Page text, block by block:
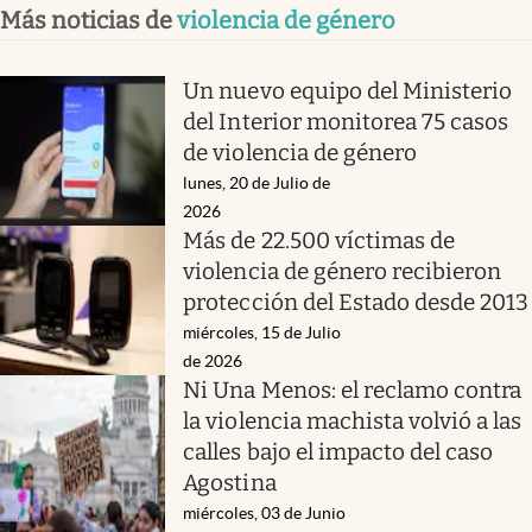
Más noticias deviolencia de género
Un nuevo equipo del Ministerio
del Interior monitorea 75 casos
de violencia de género
lunes, 20 de Julio de
2026
Más de 22.500 víctimas de
violencia de género recibieron
protección del Estado desde 2013
miércoles, 15 de Julio
de 2026
Ni Una Menos: el reclamo contra
la violencia machista volvió a las
calles bajo el impacto del caso
Agostina
miércoles, 03 de Junio